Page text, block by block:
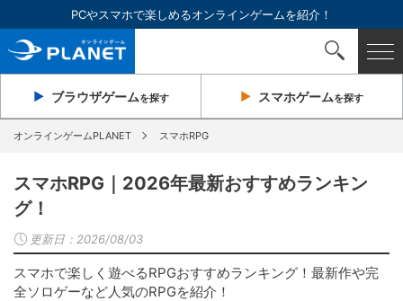
PCやスマホで楽しめるオンラインゲームを紹介！
ブラウザゲームを探す スマホゲームを探す
オンラインゲームPLANET スマホRPG
スマホRPG｜2026年最新おすすめランキン
グ！
更新日： 2026/08/03
スマホで楽しく遊べるRPGおすすめランキング！最新作や完
全ソロゲーなど人気のRPGを紹介！